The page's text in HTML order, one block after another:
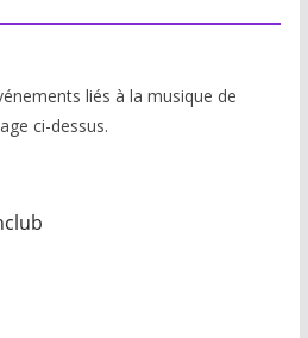
liés à la musique de
ci-dessus.